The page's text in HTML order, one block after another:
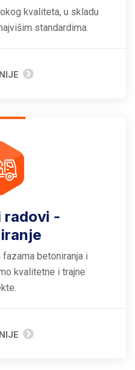
kvaliteta, u skladu
standardima.
radovi -
betoniranja i
kvalitetne i trajne